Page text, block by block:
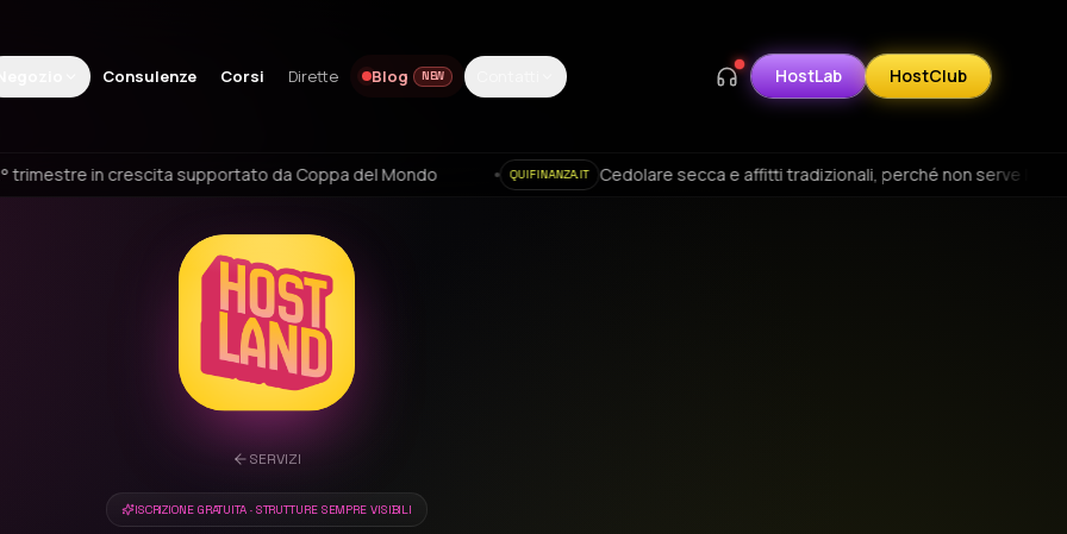
Consulenze Corsi Dirette Blog NEW HostLab HostClub
da Coppa del Mondo QUIFINANZA.IT Cedolare secca e affitti tradizionali, perché non serve la partita Iva oltre i tre immobili
SERVIZI
ISCRIZIONE GRATUITA · STRUTTURE SEMPRE VISIBILI